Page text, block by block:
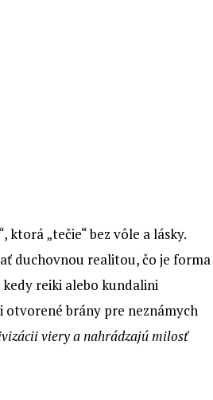
„tečie“ bez vôle a lásky.
duchovnou realitou, čo je forma
reiki alebo kundalini
otvorené brány pre neznámych
viery a nahrádzajú milosť